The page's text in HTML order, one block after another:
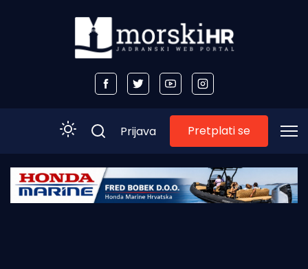
Početna
Prijava Pretplati se